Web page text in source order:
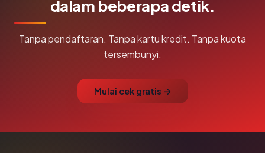
dalam beberapa detik.
Tanpa pendaftaran. Tanpa kartu kredit. Tanpa kuota
tersembunyi.
Mulai cek gratis →